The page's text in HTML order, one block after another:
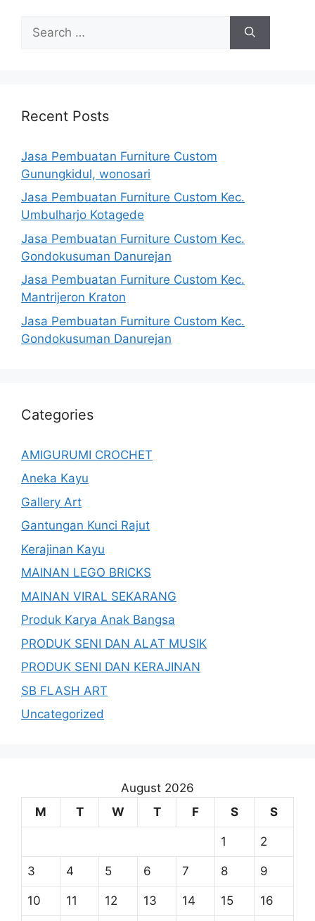
for:
Recent Posts
Jasa Pembuatan Furniture Custom
Gunungkidul, wonosari
Jasa Pembuatan Furniture Custom Kec.
Umbulharjo Kotagede
Jasa Pembuatan Furniture Custom Kec.
Gondokusuman Danurejan
Jasa Pembuatan Furniture Custom Kec.
Mantrijeron Kraton
Jasa Pembuatan Furniture Custom Kec.
Gondokusuman Danurejan
Categories
AMIGURUMI CROCHET
Aneka Kayu
Gallery Art
Gantungan Kunci Rajut
Kerajinan Kayu
MAINAN LEGO BRICKS
MAINAN VIRAL SEKARANG
Produk Karya Anak Bangsa
PRODUK SENI DAN ALAT MUSIK
PRODUK SENI DAN KERAJINAN
SB FLASH ART
Uncategorized
August 2026
M
T W T F S S
1 2
3 4 5 6 7 8 9
10 11 12 13 14 15 16